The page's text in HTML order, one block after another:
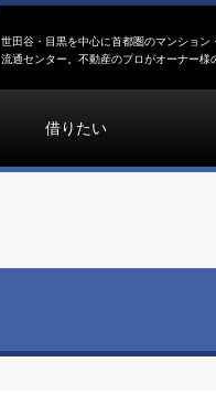
世田谷・目黒を中心に首都圏のマンショ
流通センター。不動産のプロがオーナー様
借りたい